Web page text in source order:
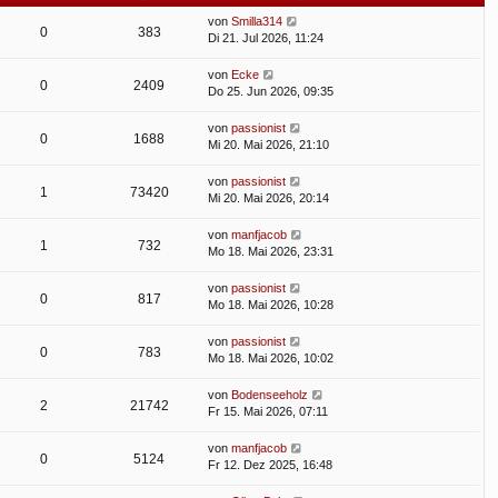
0 383
von Smilla314
Di 21. Jul 2026, 11:24
0 2409
von Ecke
Do 25. Jun 2026, 09:35
0 1688
von passionist
Mi 20. Mai 2026, 21:10
1 73420
von passionist
Mi 20. Mai 2026, 20:14
1 732
von manfjacob
Mo 18. Mai 2026, 23:31
0 817
von passionist
Mo 18. Mai 2026, 10:28
0 783
von passionist
Mo 18. Mai 2026, 10:02
2 21742
von Bodenseeholz
Fr 15. Mai 2026, 07:11
0 5124
von manfjacob
Fr 12. Dez 2025, 16:48